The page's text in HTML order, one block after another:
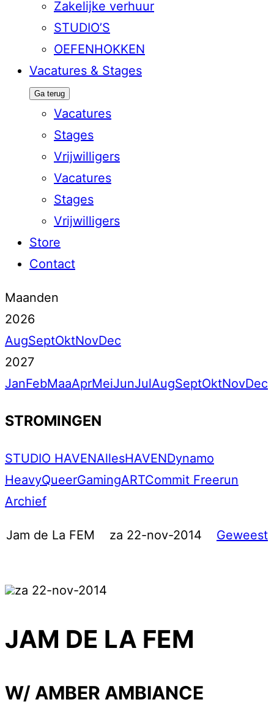
Zakelijke verhuur
STUDIO’S
OEFENHOKKEN
Vacatures & Stages
Ga terug
Vacatures
Stages
Vrijwilligers
Vacatures
Stages
Vrijwilligers
Store
Contact
Maanden
2026
AugSeptOktNovDec
2027
JanFebMaaAprMeiJunJulAugSeptOktNovDec
STROMINGEN
STUDIO HAVENAllesHAVENDynamo
HeavyQueerGamingARTCommit Freerun
Archief
Jam de La FEM za 22-nov-2014 Geweest
za 22-nov-2014
JAM DE LA FEM
W/ AMBER AMBIANCE